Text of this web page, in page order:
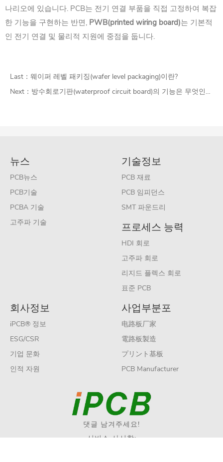
나리오에 있습니다. ‌PCB는 전기 연결 부품을 직접 고정하여 복잡
한 기능을 구현하는 반면, PWB(printed wiring board)는 기본적
인 전기 연결 및 물리적 지원에 중점을 둡니다.
Last： 웨이퍼 레벨 패키징(wafer level packaging)이란?
Next： 방수회로기판(waterproof circuit board)의 기능은 무엇인가요?
뉴스
PCB뉴스
PCB기술
PCBA 기술
고주파 기술
기술정보
PCB 재료
PCB 임피던스
SMT 파운드리
프로세스 능력
HDI 회로
고주파 회로
리지드 플렉스 회로
표준 PCB
회사정보
iPCB® 정보
ESG/CSR
기업 문화
인적 자원
사업부분포
电路板厂家
電路板製造
プリント基板
PCB Manufacturer
댓글 남겨주세요!
서비스 사서함: